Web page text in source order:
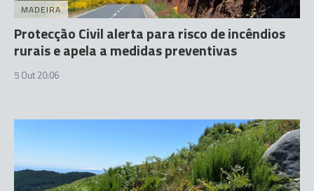
MADEIRA
Protecção Civil alerta para risco de incêndios
rurais e apela a medidas preventivas
5 Out 20:06